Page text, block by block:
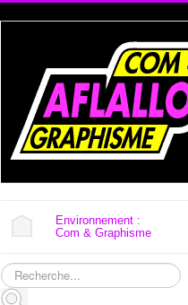
Environnement :
Com & Graphisme
Rechercher